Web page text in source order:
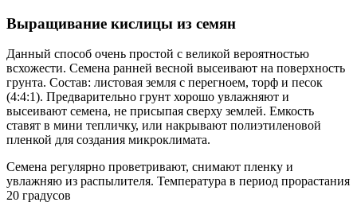
Выращивание кислицы из семян
Данный способ очень простой с великой вероятностью
всхожести. Семена ранней весной высеивают на поверхность
грунта. Состав: листовая земля с перегноем, торф и песок
(4:4:1). Предварительно грунт хорошо увлажняют и
высеивают семена, не присыпая сверху землей. Емкость
ставят в мини тепличку, или накрывают полиэтиленовой
пленкой для создания микроклимата.
Семена регулярно проветривают, снимают пленку и
увлажняю из распылителя. Температура в период прорастания
20 градусов